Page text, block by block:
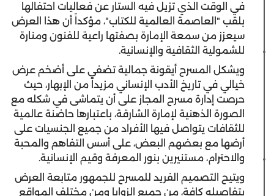
في الوقت الذي تزيل فيه الستار عن فعاليات احتفالها
بلقب "العاصمة العالمية للكتاب"، مؤكداً أن هذا العرض
سيعزز من سمعة الإمارة بصفتها راعية للفنون ومنارة
للشمولية الثقافية والإنسانية.
ويشكل المسرح أيقونة جمالية تضفي على أضخم عرض
خيالي في تاريخ الأدب الإنساني مزيداً من الإبهار، حيث
حرصت إدارة مسرح المجاز على أن يتماشى في شكله مع
الصورة الذهنية لإمارة الشارقة، باعتبارها حاضنة عالمية
للثقافات يتواصل فيها الأفراد من جميع الجنسيات على
أرضها مع بعضهم البعض، على أسس التفاهم والمحبة
والاحترام، مستنيرين بنور المعرفة وقيم الإنسانية.
ويتيح التصميم الفريد للمسرح للجمهور متابعة العرض
بتفاصيله كافة، من جميع الزوايا ومن مختلف المواقع